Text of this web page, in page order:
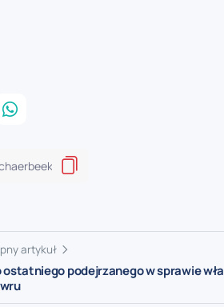
artykuł
ostatniego podejrzanego w sprawie